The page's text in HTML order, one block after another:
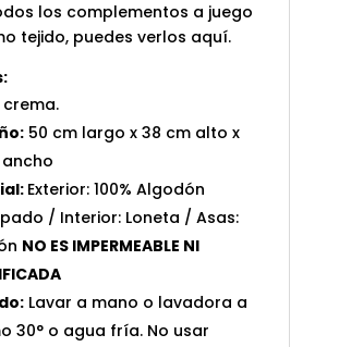
los complementos a juego
tejido, puedes verlos aquí.
50 cm largo x 38 cm alto x
Exterior: 100% Algodón
/ Interior: Loneta / Asas:
NO ES IMPERMEABLE NI
Lavar a mano o lavadora a
30° o agua fría. No usar